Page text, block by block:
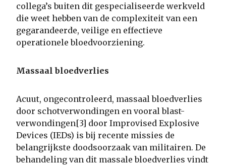
collega’s buiten dit gespecialiseerde werkveld
die weet hebben van de complexiteit van een
gegarandeerde, veilige en effectieve
operationele bloedvoorziening.
Massaal bloedverlies
Acuut, ongecontroleerd, massaal bloedverlies
door schotverwondingen en vooral blast-
verwondingen[3] door Improvised Explosive
Devices (IEDs) is bij recente missies de
belangrijkste doodsoorzaak van militairen. De
behandeling van dit massale bloedverlies vindt